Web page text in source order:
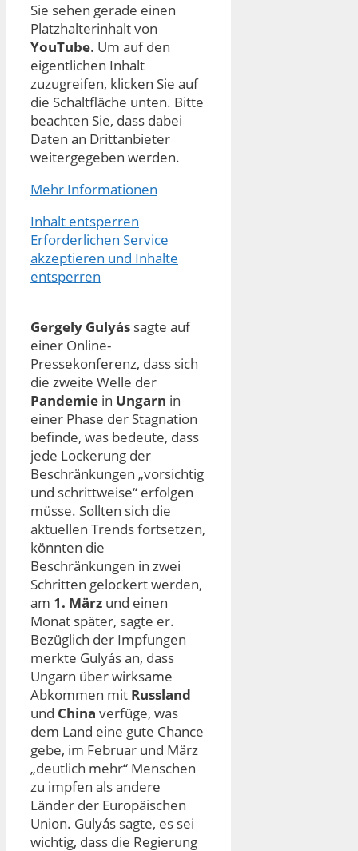
Sie sehen gerade einen
Platzhalterinhalt von
YouTube. Um auf den
eigentlichen Inhalt
zuzugreifen, klicken Sie auf
die Schaltfläche unten. Bitte
beachten Sie, dass dabei
Daten an Drittanbieter
weitergegeben werden.
Mehr Informationen
Inhalt entsperren
Erforderlichen Service
akzeptieren und Inhalte
entsperren
Gergely Gulyás sagte auf
einer Online-
Pressekonferenz, dass sich
die zweite Welle der
Pandemie in Ungarn in
einer Phase der Stagnation
befinde, was bedeute, dass
jede Lockerung der
Beschränkungen „vorsichtig
und schrittweise“ erfolgen
müsse. Sollten sich die
aktuellen Trends fortsetzen,
könnten die
Beschränkungen in zwei
Schritten gelockert werden,
am 1. März und einen
Monat später, sagte er.
Bezüglich der Impfungen
merkte Gulyás an, dass
Ungarn über wirksame
Abkommen mit Russland
und China verfüge, was
dem Land eine gute Chance
gebe, im Februar und März
„deutlich mehr“ Menschen
zu impfen als andere
Länder der Europäischen
Union. Gulyás sagte, es sei
wichtig, dass die Regierung